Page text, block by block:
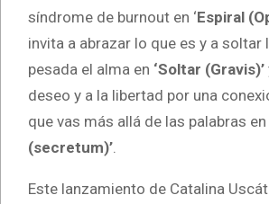
síndrome de burnout en ‘Espiral
invita a abrazar lo que es y a soltar
pesada el alma en ‘Soltar (Gravis)’
deseo y a la libertad por una
que vas más allá de las palabras en
(secretum)’
Este lanzamiento de Catalina